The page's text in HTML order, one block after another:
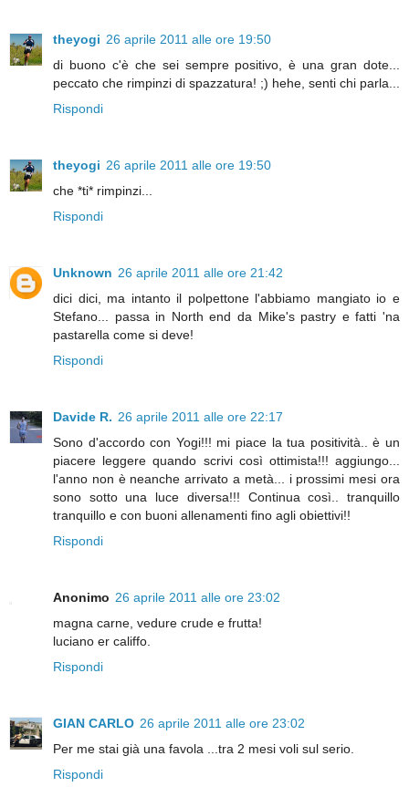
theyogi 26 aprile 2011 alle ore 19:50
di buono c'è che sei sempre positivo, è una gran dote...
peccato che rimpinzi di spazzatura! ;) hehe, senti chi parla...
Rispondi
theyogi 26 aprile 2011 alle ore 19:50
che *ti* rimpinzi...
Rispondi
Unknown 26 aprile 2011 alle ore 21:42
dici dici, ma intanto il polpettone l'abbiamo mangiato io e
Stefano... passa in North end da Mike's pastry e fatti 'na
pastarella come si deve!
Rispondi
Davide R. 26 aprile 2011 alle ore 22:17
Sono d'accordo con Yogi!!! mi piace la tua positività.. è un
piacere leggere quando scrivi così ottimista!!! aggiungo...
l'anno non è neanche arrivato a metà... i prossimi mesi ora
sono sotto una luce diversa!!! Continua così.. tranquillo
tranquillo e con buoni allenamenti fino agli obiettivi!!
Rispondi
Anonimo 26 aprile 2011 alle ore 23:02
magna carne, vedure crude e frutta!
luciano er califfo.
Rispondi
GIAN CARLO 26 aprile 2011 alle ore 23:02
Per me stai già una favola ...tra 2 mesi voli sul serio.
Rispondi